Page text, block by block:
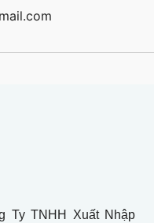
Ty TNHH Xuất Nhập